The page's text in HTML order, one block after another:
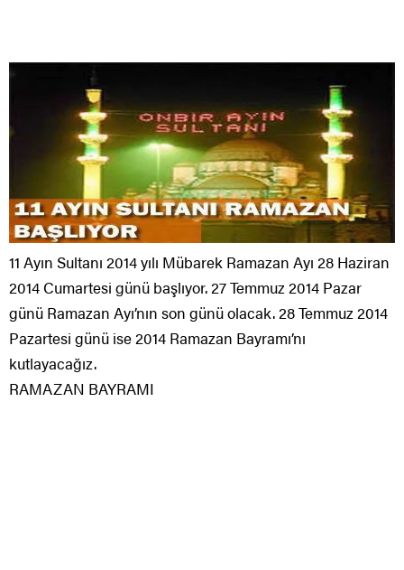
11 Ayın Sultanı 2014 yılı Mübarek Ramazan Ayı 28 Haziran
2014 Cumartesi günü başlıyor. 27 Temmuz 2014 Pazar
günü Ramazan Ayı’nın son günü olacak. 28 Temmuz 2014
Pazartesi günü ise 2014 Ramazan Bayramı’nı
kutlayacağız.
RAMAZAN BAYRAMI